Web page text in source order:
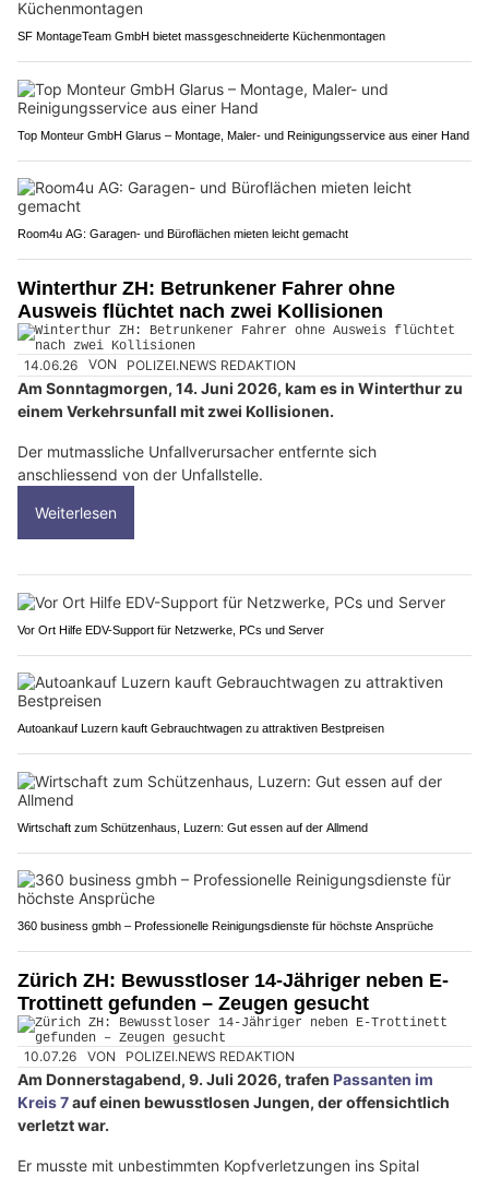
SF MontageTeam GmbH bietet massgeschneiderte Küchenmontagen
Top Monteur GmbH Glarus – Montage, Maler- und Reinigungsservice aus einer Hand
Room4u AG: Garagen- und Büroflächen mieten leicht gemacht
Winterthur ZH: Betrunkener Fahrer ohne
Ausweis flüchtet nach zwei Kollisionen
14.06.26 VON POLIZEI.NEWS REDAKTION
Am Sonntagmorgen, 14. Juni 2026, kam es in Winterthur zu
einem Verkehrsunfall mit zwei Kollisionen.
Der mutmassliche Unfallverursacher entfernte sich
anschliessend von der Unfallstelle.
Weiterlesen
Vor Ort Hilfe EDV-Support für Netzwerke, PCs und Server
Autoankauf Luzern kauft Gebrauchtwagen zu attraktiven Bestpreisen
Wirtschaft zum Schützenhaus, Luzern: Gut essen auf der Allmend
360 business gmbh – Professionelle Reinigungsdienste für höchste Ansprüche
Zürich ZH: Bewusstloser 14-Jähriger neben E-
Trottinett gefunden – Zeugen gesucht
10.07.26 VON POLIZEI.NEWS REDAKTION
Am Donnerstagabend, 9. Juli 2026, trafen Passanten im
Kreis 7auf einen bewusstlosen Jungen, der offensichtlich
verletzt war.
Er musste mit unbestimmten Kopfverletzungen ins Spital